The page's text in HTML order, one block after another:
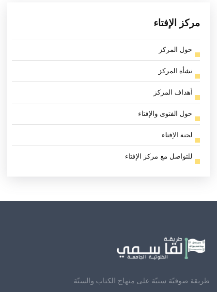
مركز الإفتاء
حول المركز
نشأة المركز
أهداف المركز
حول الفتوى والإفتاء
لجنة الإفتاء
للتواصل مع مركز الإفتاء
طريقة صوفيّة سنيّة على منهاج الكتاب والسنّة